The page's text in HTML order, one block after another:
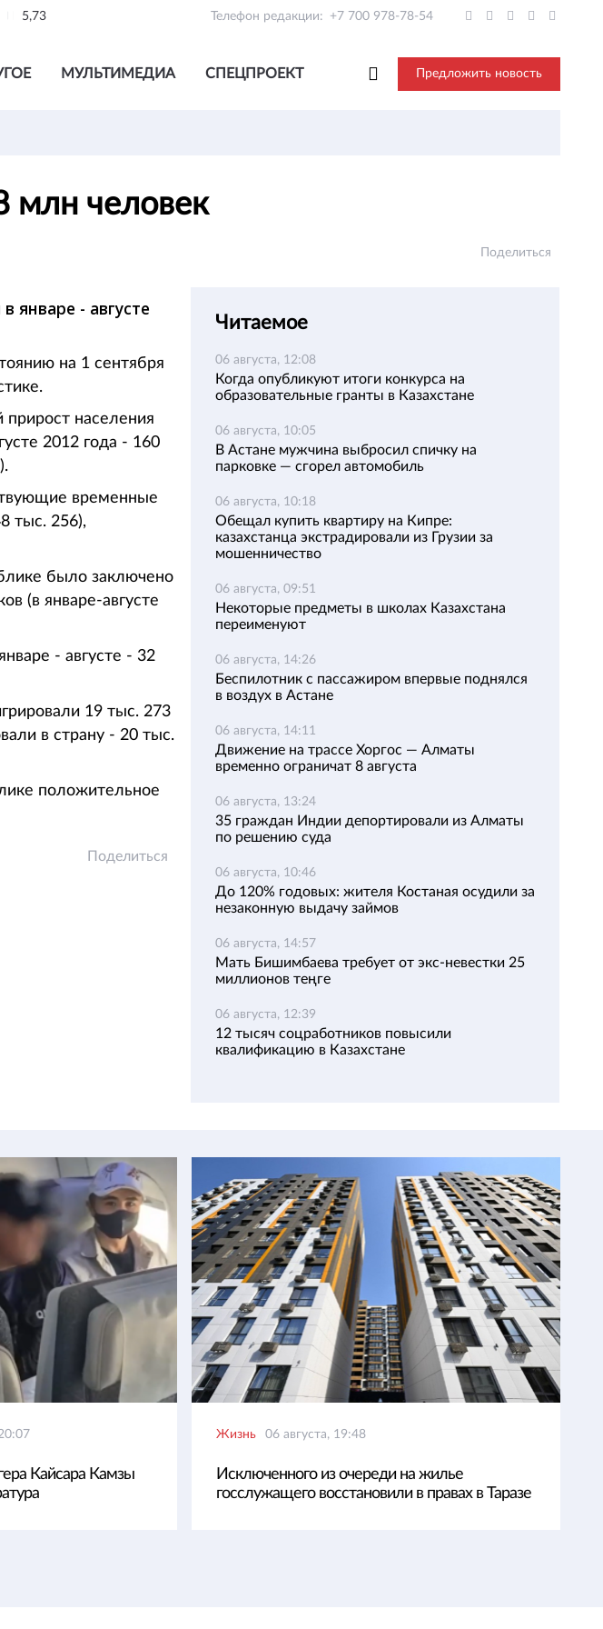
5,73 Телефон редакции: +7 700 978-78-54
МУЛЬТИМЕДИА СПЕЦПРОЕКТ Предложить новость
млн человек
Поделиться
январе - августе
на 1 сентября
прирост населения
2012 года - 160
временные
тыс. 256),
было заключено
(в январе-августе
- августе - 32
19 тыс. 273
в страну - 20 тыс.
положительное
Поделиться
Читаемое
06 августа, 12:08
Когда опубликуют итоги конкурса на
образовательные гранты в Казахстане
06 августа, 10:05
В Астане мужчина выбросил спичку на
парковке — сгорел автомобиль
06 августа, 10:18
Обещал купить квартиру на Кипре:
казахстанца экстрадировали из Грузии за
мошенничество
06 августа, 09:51
Некоторые предметы в школах Казахстана
переименуют
06 августа, 14:26
Беспилотник с пассажиром впервые поднялся
в воздух в Астане
06 августа, 14:11
Движение на трассе Хоргос — Алматы
временно ограничат 8 августа
06 августа, 13:24
35 граждан Индии депортировали из Алматы
по решению суда
06 августа, 10:46
До 120% годовых: жителя Костаная осудили за
незаконную выдачу займов
06 августа, 14:57
Мать Бишимбаева требует от экс-невестки 25
миллионов теңге
06 августа, 12:39
12 тысяч соцработников повысили
квалификацию в Казахстане
Кайсара Камзы
Жизнь 06 августа, 19:48
Исключенного из очереди на жилье
госслужащего восстановили в правах в Таразе